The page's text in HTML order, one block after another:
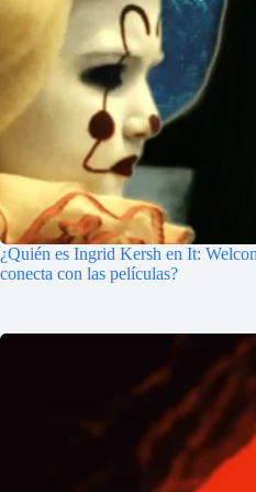
¿Quién es Ingrid Kersh en It:
conecta con las películas?